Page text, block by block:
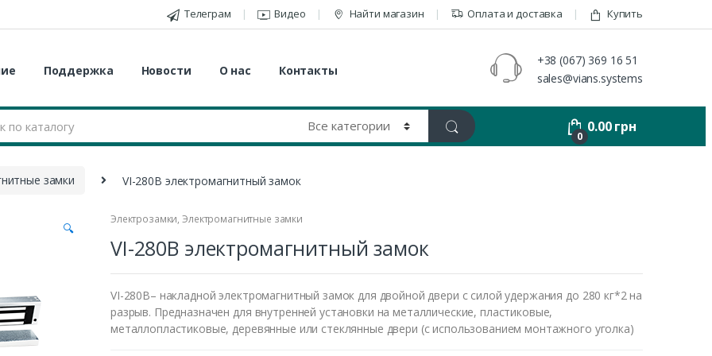
Телеграм Видео Найти магазин Оплата и доставка Купить
Поддержка Новости О нас Контакты
+38 (067) 369 16 51
sales@vians.systems
0
0.00грн
замки VI-280B электромагнитный замок
🔍
Электрозамки,Электромагнитные замки
VI-280B электромагнитный замок
VI-280В– накладной электромагнитный замок для двойной двери с силой удержания до 280 кг*2 на
разрыв. Предназначен для внутренней установки на металлические, пластиковые,
металлопластиковые, деревянные или стеклянные двери (с использованием монтажного уголка)